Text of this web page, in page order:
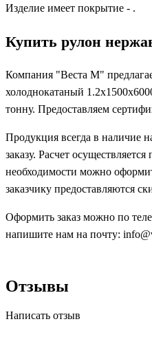
Изделие имеет покрытие - .
Купить рулон
Компания "Веста М"
холоднокатаный
тонну. Предоставляем
Продукция всегда в наличие
заказу. Расчет
необходимости можно
заказчику предоставляются
Оформить заказ можно по
напишите нам на почту:
Отзывы
Написать отзыв